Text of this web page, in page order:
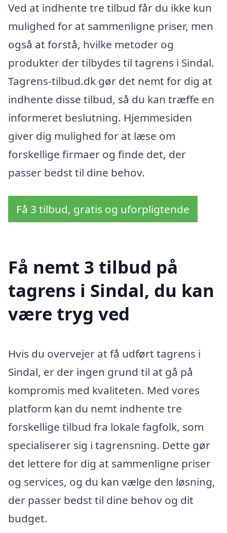
Ved at indhente tre tilbud får du ikke kun
mulighed for at sammenligne priser, men
også at forstå, hvilke metoder og
produkter der tilbydes til tagrens i Sindal.
Tagrens-tilbud.dk gør det nemt for dig at
indhente disse tilbud, så du kan træffe en
informeret beslutning. Hjemmesiden
giver dig mulighed for at læse om
forskellige firmaer og finde det, der
passer bedst til dine behov.
Få 3 tilbud, gratis og uforpligtende
Få nemt 3 tilbud på
tagrens i Sindal, du kan
være tryg ved
Hvis du overvejer at få udført tagrens i
Sindal, er der ingen grund til at gå på
kompromis med kvaliteten. Med vores
platform kan du nemt indhente tre
forskellige tilbud fra lokale fagfolk, som
specialiserer sig i tagrensning. Dette gør
det lettere for dig at sammenligne priser
og services, og du kan vælge den løsning,
der passer bedst til dine behov og dit
budget.